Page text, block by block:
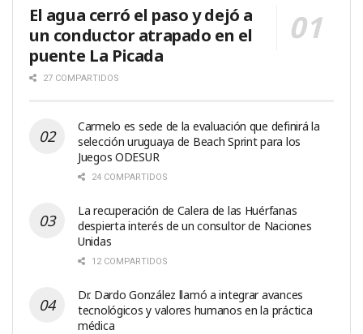
El agua cerró el paso y dejó a
un conductor atrapado en el
puente La Picada
27 COMPARTIDOS
Carmelo es sede de la evaluación que definirá la
selección uruguaya de Beach Sprint para los
Juegos ODESUR
24 COMPARTIDOS
La recuperación de Calera de las Huérfanas
despierta interés de un consultor de Naciones
Unidas
12 COMPARTIDOS
Dr. Dardo González llamó a integrar avances
tecnológicos y valores humanos en la práctica
médica